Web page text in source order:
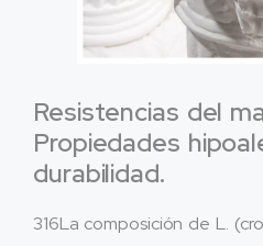
Resistencias del
Propiedades
durabilidad.
316La composición de L.